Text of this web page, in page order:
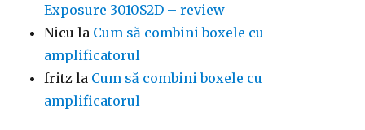
Exposure 3010S2D – review
Nicu la Cum să combini boxele cu
amplificatorul
fritz la Cum să combini boxele cu
amplificatorul